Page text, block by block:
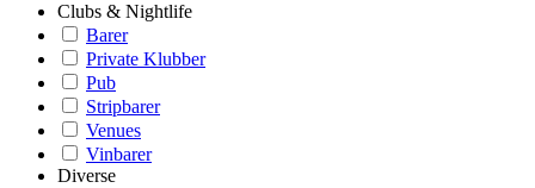
Clubs & Nightlife
Barer
Private Klubber
Pub
Stripbarer
Venues
Vinbarer
Diverse